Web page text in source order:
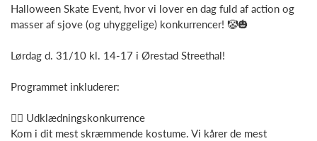
Halloween Skate Event, hvor vi lover en dag fuld af action og
masser af sjove (og uhyggelige) konkurrencer! 🤡🎃
Lørdag d. 31/10 kl. 14-17 i Ørestad Streethal!
Programmet inkluderer:
🧟‍♀️ Udklædningskonkurrence
Kom i dit mest skræmmende kostume. Vi kårer de mest